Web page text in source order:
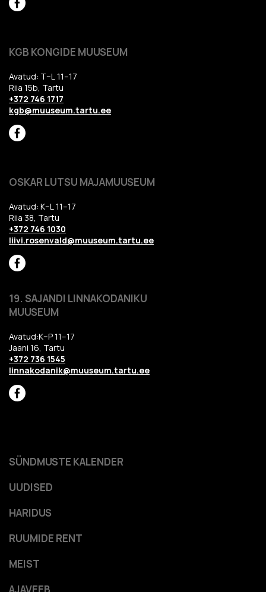
KGB KONGIDE MUUSEUM
Avatud: T–L 11–17
Riia 15b, Tartu
+372 746 1717
kgb@muuseum.tartu.ee
OSKAR LUTSU MAJAMUUSEUM
Avatud: K–L 11–17
Riia 38, Tartu
+372 746 1030
liivi.rosenvald@muuseum.tartu.ee
19. SAJANDI LINNAKODANIKU
MUUSEUM
Avatud:K–P 11–17
Jaani 16, Tartu
+372 736 1545
linnakodanik@muuseum.tartu.ee
HARIDUS
RUUMIDE RENT
MEIST
SÜNDMUSTE KALENDER
UUDISED